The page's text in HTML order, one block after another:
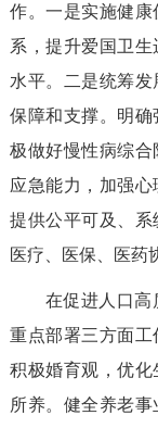
作。一是实施健
系，提升爱国卫
水平。二是统筹
保障和支撑。明
极做好慢性病综
应急能力，加强
提供公平可及、
医疗、医保、医药
在促进人口高质
重点部署三方面
积极婚育观，优
所养。健全养老